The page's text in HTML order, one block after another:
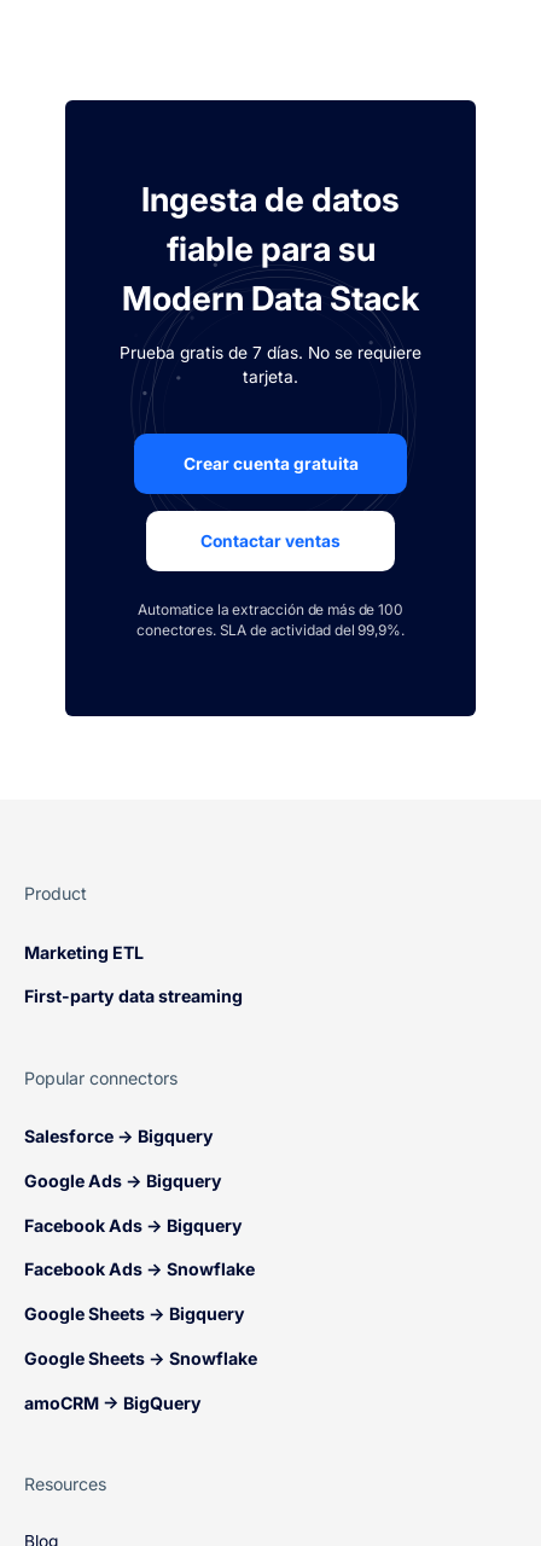
Ingesta de datos
fiable para su
Modern Data Stack
Prueba gratis de 7 días. No se requiere
tarjeta.
Crear cuenta gratuita
Contactar ventas
Automatice la extracción de más de 100
conectores. SLA de actividad del 99,9%.
Product
Marketing ETL
First-party data streaming
Popular connectors
Salesforce → Bigquery
Google Ads → Bigquery
Facebook Ads → Bigquery
Facebook Ads → Snowflake
Google Sheets → Bigquery
Google Sheets → Snowflake
amoCRM → BigQuery
Resources
Blog